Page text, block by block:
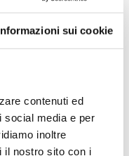
sui cookie
contenuti ed
social media e per
inoltre
il nostro sito con i
fedeltà
strategie